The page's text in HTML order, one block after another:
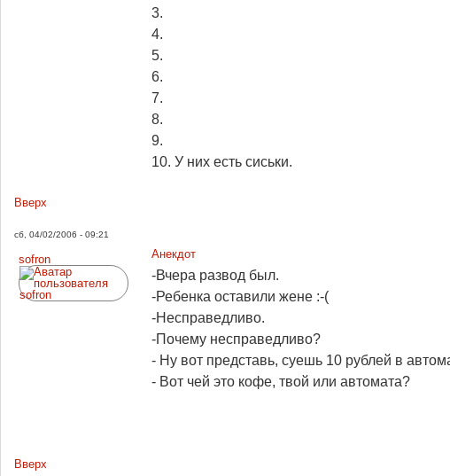
3.
4.
5.
6.
7.
8.
9.
10. У них есть сиськи.
Вверх
сб, 04/02/2006 - 09:21
sofron
Анекдот
-Вчера развод был.
-Ребенка оставили жене :-(
-Несправедливо.
-Почему несправедливо?
- Ну вот представь, суешь 10 рублей в
- Вот чей это кофе, твой или автомата?
Вверх